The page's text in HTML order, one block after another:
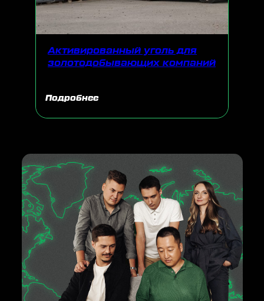
Активированный уголь для
золотодобывающих компаний
Подробнее